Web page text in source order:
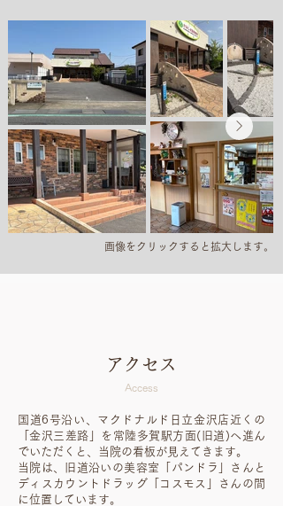
画像を​クリックすると拡大します。
​アクセス
Access
国道6号沿い、マクドナルド日立金沢店近くの
「金沢三差路」を常陸多賀駅方面(旧道)へ進ん
でいただくと、当院の看板が見えてきます。
当院は、旧道沿いの美容室「パンドラ」さんと
ディスカウントドラッグ「コスモス」さんの間
に位置しています。